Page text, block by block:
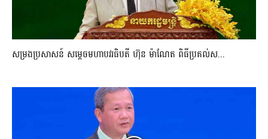
សម្រងប្រសាសន៍ សម្ដេចមហាបវរធិបតី ហ៊ុន ម៉ាណែត ពិធីប្រគល់ស...